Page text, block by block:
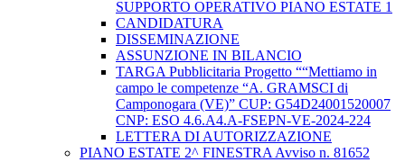
SUPPORTO OPERATIVO PIANO ESTATE 1
CANDIDATURA
DISSEMINAZIONE
ASSUNZIONE IN BILANCIO
TARGA Pubblicitaria Progetto ““Mettiamo in
campo le competenze “A. GRAMSCI di
Camponogara (VE)” CUP: G54D24001520007
CNP: ESO 4.6.A4.A-FSEPN-VE-2024-224
LETTERA DI AUTORIZZAZIONE
PIANO ESTATE 2^ FINESTRA Avviso n. 81652